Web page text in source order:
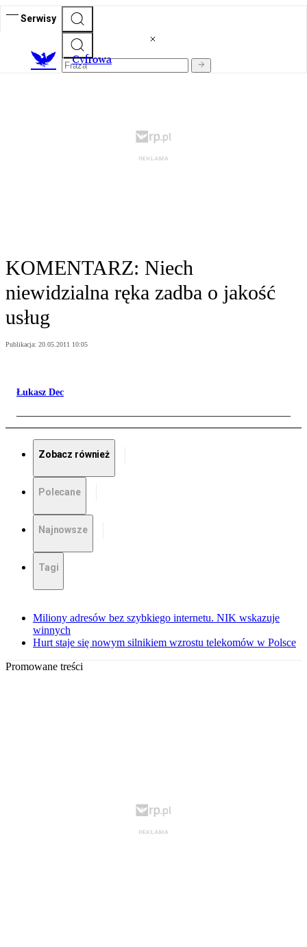
Serwisy
Cyfrowa
KOMENTARZ: Niech
niewidzialna ręka zadba o jakość
usług
Publikacja: 20.05.2011 10:05
Łukasz Dec
Zobacz również
Polecane
Najnowsze
Tagi
Miliony adresów bez szybkiego internetu. NIK wskazuje
winnych
Hurt staje się nowym silnikiem wzrostu telekomów w Polsce
Promowane treści